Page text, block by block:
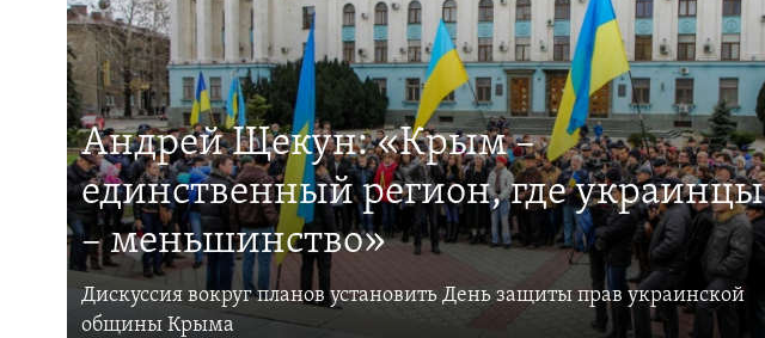
Андрей Щекун: «Крым –
единственный регион, где украинцы
– меньшинство»
Дискуссия вокруг планов установить День защиты прав украинской
общины Крыма